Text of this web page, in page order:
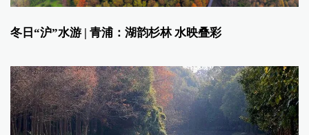
冬日“沪”水游 | 青浦：湖韵杉林 水映叠彩